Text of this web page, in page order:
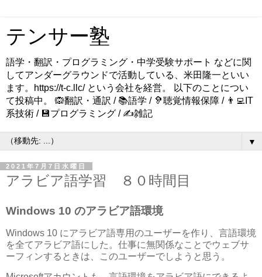
テンサー塾
語学・翻訳・プログラミング・中学受験サポート などに関
してアンダーグラウンドで活動している、米田隆一といい
ます。https://t-c.llc/ という会社を経営。 以下のことについ
て投稿中。 🙉翻訳・通訳 / 📚語学 / 🦻聴覚情報保障 / 👨‍💻IT
系技術 / 💾プログラミング / ✍️雑記
▼
2021年7月7日水曜日
アラビア語学習 ８０時間目
Windows 10 のアラビア語環境
Windows 10 にアラビア語専用のユーザーを作り、言語環境
を全てアラビア語にした。仕事に無関係なことでウェブサ
ーフィンするときは、このユーザーでしようと思う。